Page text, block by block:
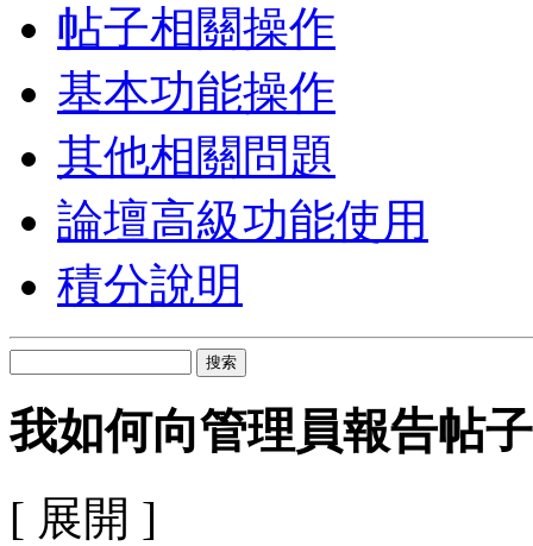
帖子相關操作
基本功能操作
其他相關問題
論壇高級功能使用
積分說明
搜索
我如何向管理員報告帖子
[ 展開 ]